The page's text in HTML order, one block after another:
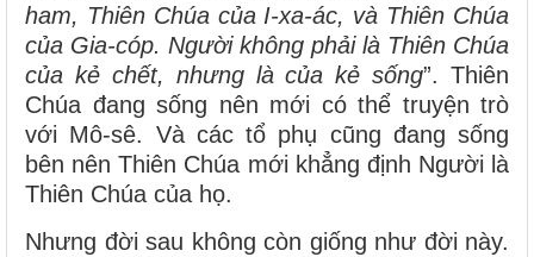
ham, Thiên Chúa của I-xa-ác, và Thiên Chúa
của Gia-cóp. Người không phải là Thiên Chúa
của kẻ chết, nhưng là của kẻ sống”. Thiên
Chúa đang sống nên mới có thể truyện trò
với Mô-sê. Và các tổ phụ cũng đang sống
bên nên Thiên Chúa mới khẳng định Người là
Thiên Chúa của họ.
Nhưng đời sau không còn giống như đời này.